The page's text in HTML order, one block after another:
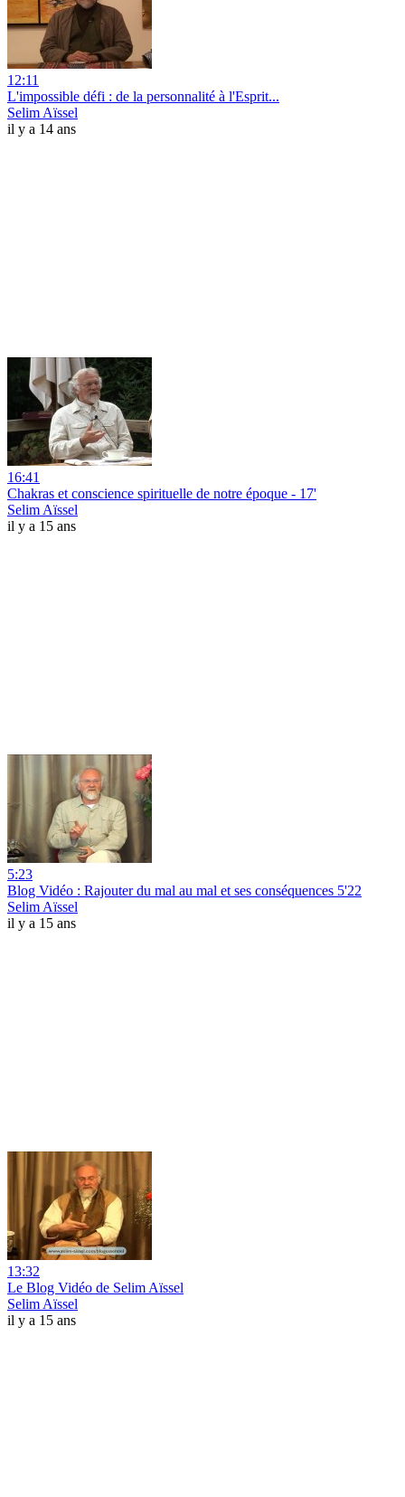
12:11
L'impossible défi : de la personnalité à l'Esprit...
Selim Aïssel
il y a 14 ans
16:41
Chakras et conscience spirituelle de notre époque - 17'
Selim Aïssel
il y a 15 ans
5:23
Blog Vidéo : Rajouter du mal au mal et ses conséquences 5'22
Selim Aïssel
il y a 15 ans
13:32
Le Blog Vidéo de Selim Aïssel
Selim Aïssel
il y a 15 ans